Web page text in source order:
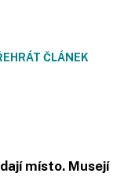
ČLÁNEK
místo. Musejí